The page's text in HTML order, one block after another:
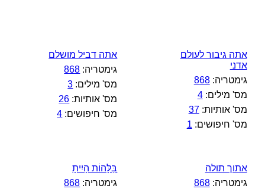
אתה גיבור לעולם
אדני
גימטריה:868
מס' מילים:4
מס' אותיות:37
מס' חיפושים: 1
אתה דביל מושלם
גימטריה: 868
מס' מילים: 3
מס' אותיות: 26
מס' חיפושים: 4
אתוך תולה
גימטריה:868
בַּלָּהוֹת הָיִיתָ
גימטריה: 868